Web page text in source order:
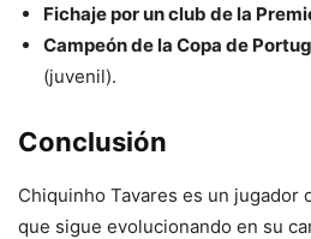
Fichaje por un club de la
Campeón de la Copa de
(juvenil).
Conclusión
Chiquinho Tavares es un jugador
que sigue evolucionando en su